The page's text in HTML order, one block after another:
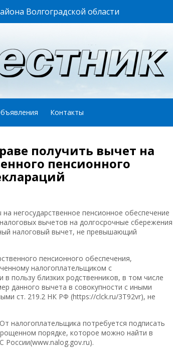
Волгоградской области
Контакты
получить вычет на
пенсионного
негосударственное пенсионное обеспечение
вычетов на долгосрочные сбережения
налоговый вычет, не превышающий
пенсионного обеспечения,
налогоплательщиком с
пользу близких родственников, в том числе
данного вычета в совокупности с иными
ст. 219.2 НК РФ (https://clck.ru/3T92vr), не
налогоплательщика потребуется подписать
порядке, которое можно найти в